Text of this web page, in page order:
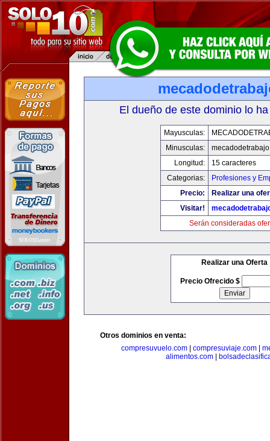
El dueño de este dominio lo
Mayusculas:
Minusculas:
Longitud:
15 caracteres
Categorias:
Profesiones y
Precio:
Realizar una
Visitar!
Serán consideradas
Realizar una Oferta
Precio Ofrecido $
Otros dominios en venta:
compresuvuelo.com
compresuviaje.com
alimentos.com